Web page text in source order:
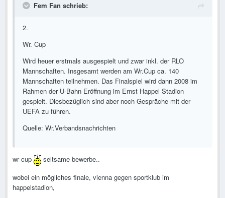
Fem Fan schrieb:
2.
Wr. Cup
Wird heuer erstmals ausgespielt und zwar inkl. der RLO
Mannschaften. Insgesamt werden am Wr.Cup ca. 140
Mannschaften teilnehmen. Das Finalspiel wird dann 2008 im
Rahmen der U-Bahn Eröffnung im Ernst Happel Stadion
gespielt. Diesbezüglich sind aber noch Gespräche mit der
UEFA zu führen.
Quelle: Wr.Verbandsnachrichten
wr cup
seltsame bewerbe..
wobei ein mögliches finale, vienna gegen sportklub im
happelstadion,